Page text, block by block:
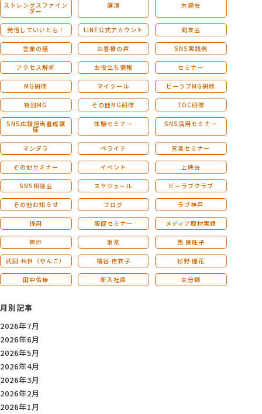
ストレングスファイン
ダー
講演 木鶏会
発信していいとも！ LINE公式アカウント 同友会
営業の話 お客様の声 SNS実践例
アクセス解析 お役立ち情報 セミナー
MG研修 マイツール ビーラブMG研修
特別MG その他MG研修 TOC研修
SNS広報担当養成講
座
体験セミナー SNS活用セミナー
マンダラ ペライチ 営業セミナー
その他セミナー イベント 上映会
SNS相談会 スケジュール ビーラブクラブ
その他お知らせ ブログ ラブ神戸
採用 販促セミナー メディア取材実績
神戸 東京 西 良旺子
武田 共世（やんこ） 福谷 佳衣子 杉野 優花
田中佑佳 新入社員 未分類
月別記事
2026年7月
2026年6月
2026年5月
2026年4月
2026年3月
2026年2月
2026年1月